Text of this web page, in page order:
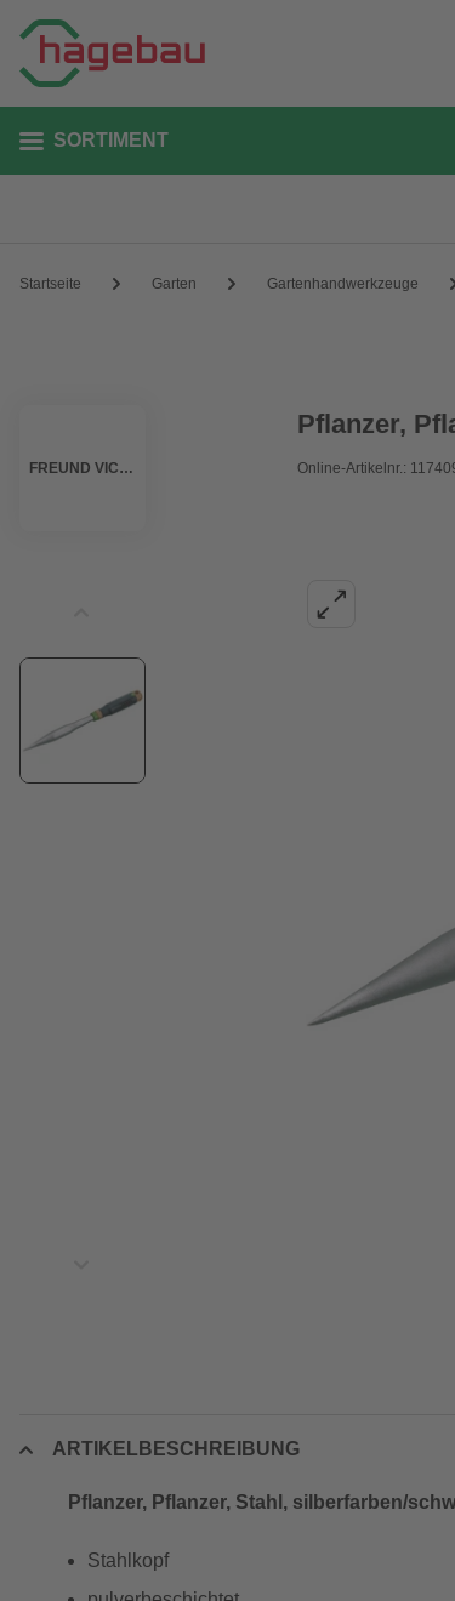
SORTIMENT
Startseite Garten Gartenhandwerkzeuge
FREUND VICTORIA
Pflanzer,
Online-Artikelnr.:
ARTIKELBESCHREIBUNG
Pflanzer, Pflanzer, Stahl, silberfarben/
Stahlkopf